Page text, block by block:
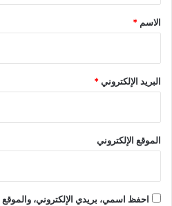
*
الاسم *
البريد الإلكتروني*
الموقع الإلكتروني
احفظ اسمي، بريدي الإلكتروني،